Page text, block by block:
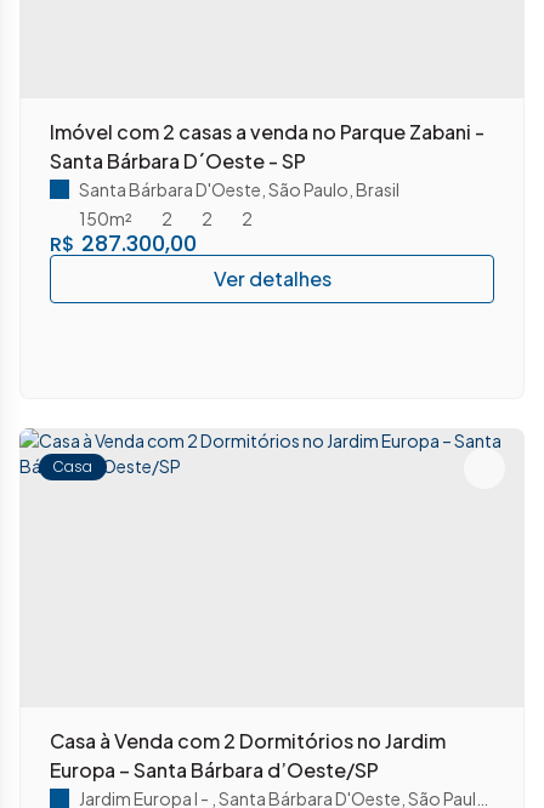
Imóvel com 2 casas a venda no Parque Zabani -
Santa Bárbara D´Oeste - SP
R$ 287.300,00
Santa Bárbara D'Oeste São Paulo Brasil
2
2
150m² 2
Casa
Casa à Venda com 2 Dormitórios no Jardim
Europa – Santa Bárbara d’Oeste/SP
Jardim Europa I Santa Bárbara D'Oeste São Paulo